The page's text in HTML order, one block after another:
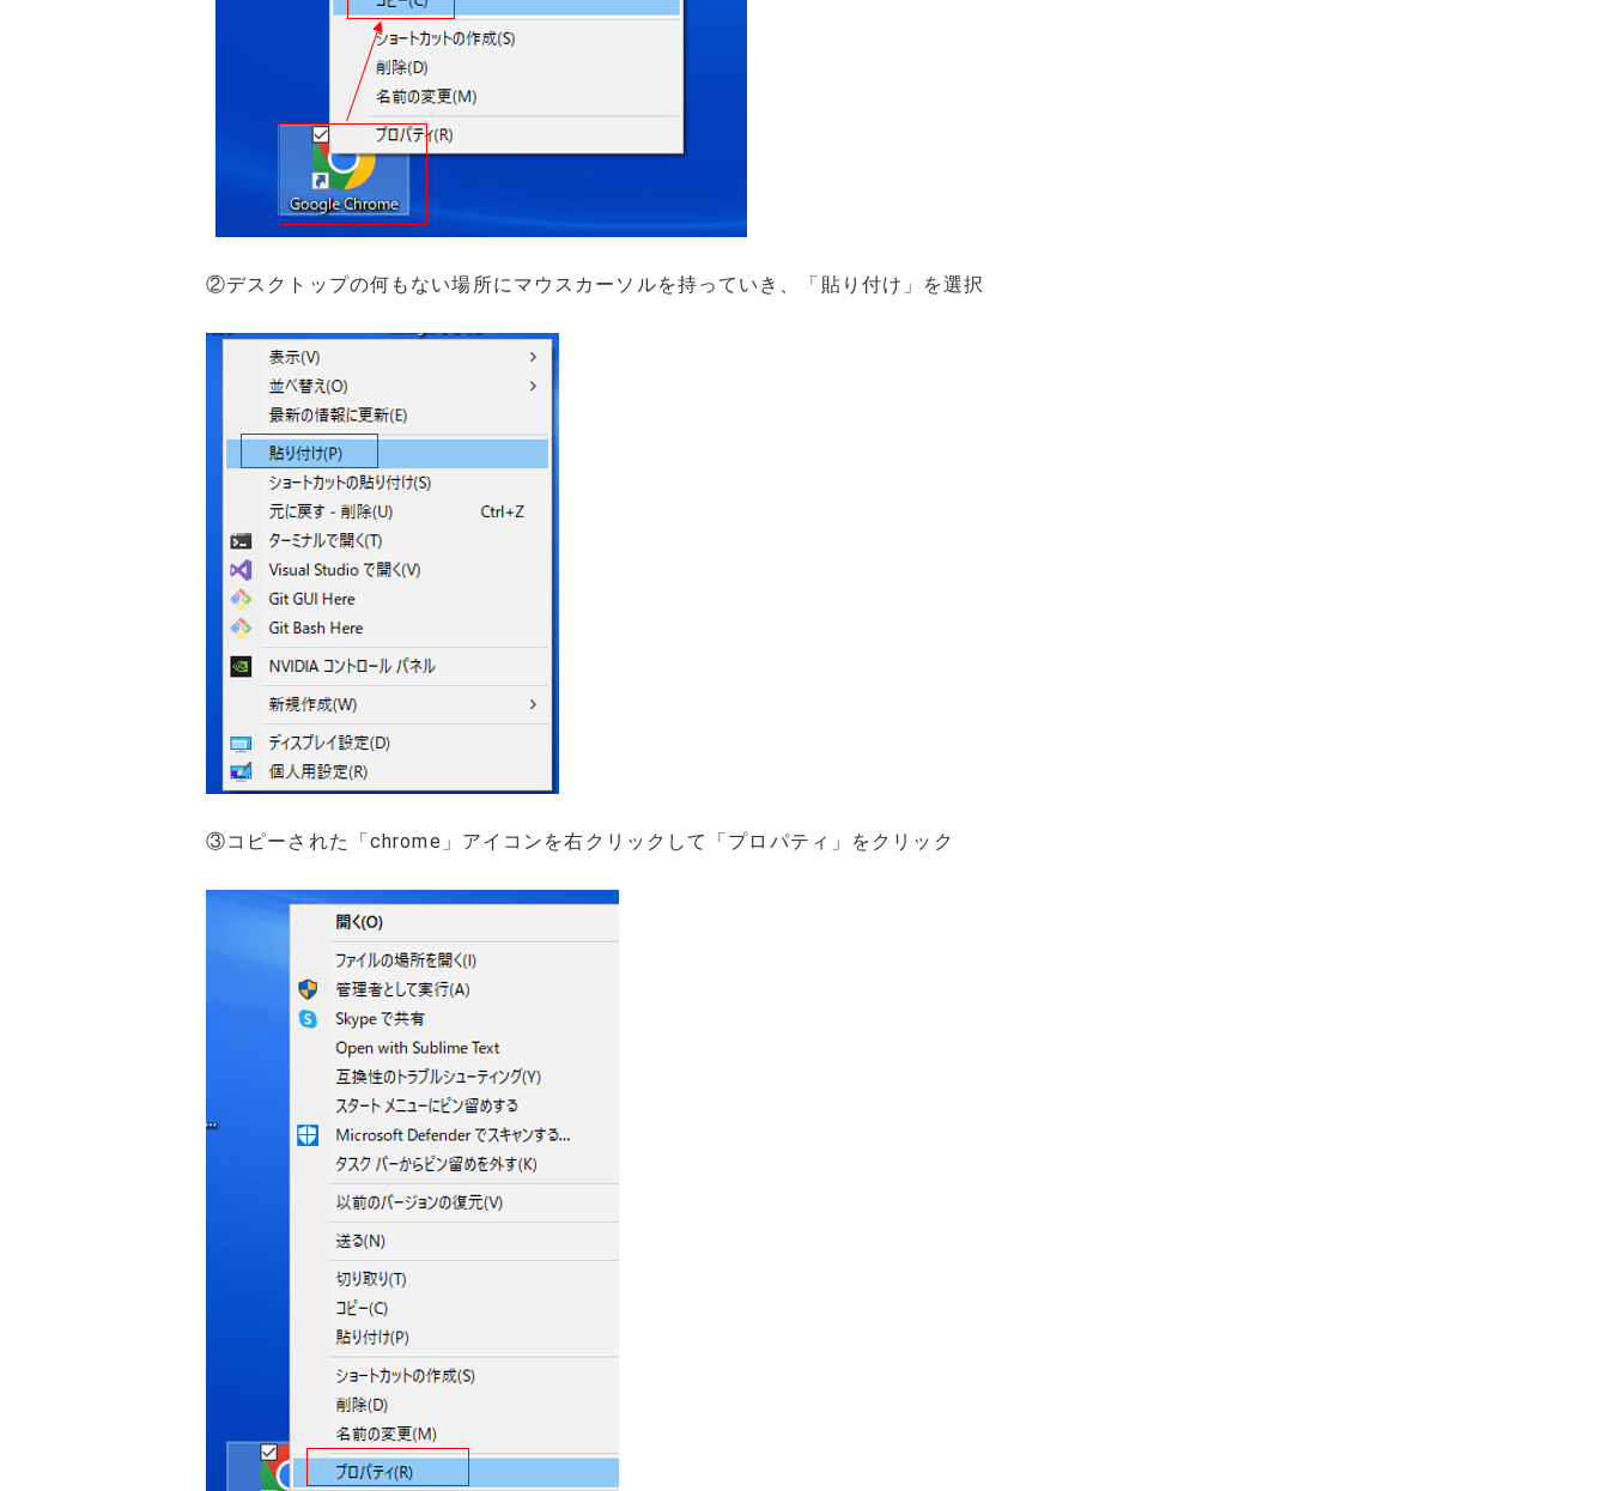
②デスクトップの何もない場所にマウスカーソルを持っていき、「貼り付け」を選択
③コピーされた「chrome」アイコンを右クリックして「プロパティ」をクリック